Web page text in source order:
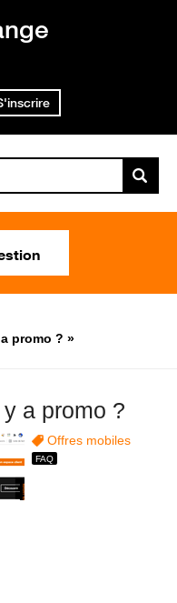
promo ? »
a promo ?
Offres mobiles